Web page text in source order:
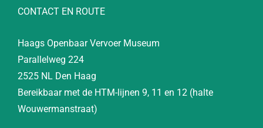
CONTACT EN ROUTE
Haags Openbaar Vervoer Museum
Parallelweg 224
2525 NL Den Haag
Bereikbaar met de HTM-lijnen 9, 11 en 12 (halte
Wouwermanstraat)